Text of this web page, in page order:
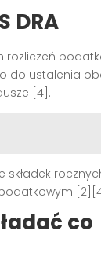
DRA
rozliczeń
do ustalenia
[4] .
co